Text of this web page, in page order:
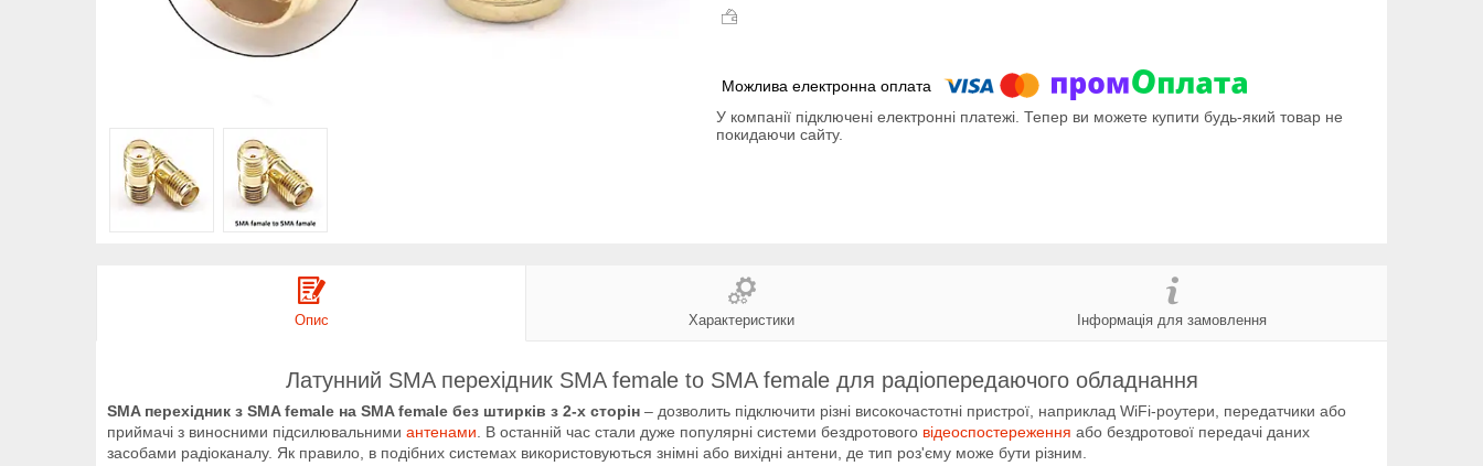
У компанії підключені електронні платежі. Тепер ви можете купити будь-який товар не
покидаючи сайту.
Опис Характеристики Інформація для замовлення
Латунний SMA перехідник SMA female to SMA female для радіопередаючого обладнання
SMA перехідник з SMA female на SMA female без штирків з 2-х сторін – дозволить підключити різні високочастотні пристрої, наприклад WiFi-роутери, передатчики або
приймачі з виносними підсилювальними антенами . В останній час стали дуже популярні системи бездротового відеоспостереження або бездротової передачі даних
засобами радіоканалу. Як правило, в подібних системах використовуються знімні або вихідні антени, де тип роз'єму може бути різним.